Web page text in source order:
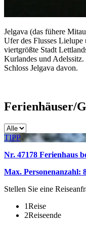
Jelgava (das fühere
Ufer des Flusses
viertgrößte Stadt
Kurlandes und Adelssitz.
Schloss Jelgava davon.
Ferienhäuser/
TIPP
Nr. 47178 Ferienhaus
Max. Personenanzahl:
Stellen Sie eine
1Reise
2Reiseende